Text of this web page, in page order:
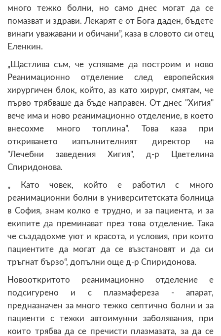
много тежко болни, но само днес могат да се
помазват и здрави. Лекарят е от Бога даден, бъдете
винаги уважавани и обичани”, каза в словото си отец
Еленкин.
„Щастлива съм, че успяваме да построим и ново
Реанимационно отделение след европейския
хирургичен блок, който, аз като хирург, смятам, че
първо трябваше да бъде направен. От днес "Хигия"
вече има и ново реанимационно отделение, в което
внесохме много топлина”. Това каза при
откриването изпълнителният директор на
"Лечебни заведения Хигия", д-р Цветелина
Спиридонова.
„ Като човек, който е работил с много
реанимационни болни в университетската болница
в София, знам колко е трудно, и за пациента, и за
екипите да преминават през това отделение. Така
че създадохме уют и красота, и условия, при които
пациентите да могат да се възстановят и да си
тръгнат бързо“, допълни още д-р Спиридонова.
Новооткритото реанимационно отделение е
подсигурено и с плазмафереза - апарат,
предназначен за много тежко септично болни и за
пациенти с тежки автоимунни заболявания, при
които трябва да се пречисти плазмазата, за да се